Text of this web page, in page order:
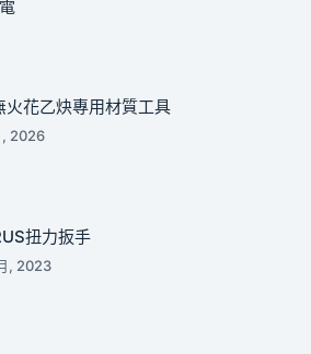
火花乙炔專用材質工具
, 2026
扭力扳手
, 2023